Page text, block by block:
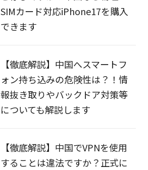
SIMカード対応iPhone17を購入
できます
【徹底解説】中国へスマートフ
ォン持ち込みの危険性は？！情
報抜き取りやバックドア対策等
についても解説します
【徹底解説】中国でVPNを使用
することは違法ですか？正式に